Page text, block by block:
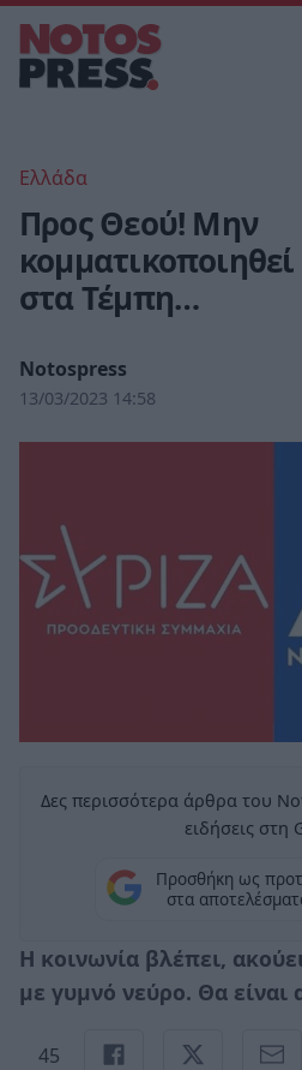
Ελλάδα
Προς Θεού! Μην
στα Τέμπη…
Notospress
13/03/2023 14:58
Δες περισσότερα άρθρα του
ειδήσεις στη
Προσθήκη ως
στα
Η κοινωνία βλέπει,
με γυμνό νεύρο. Θα είναι
45